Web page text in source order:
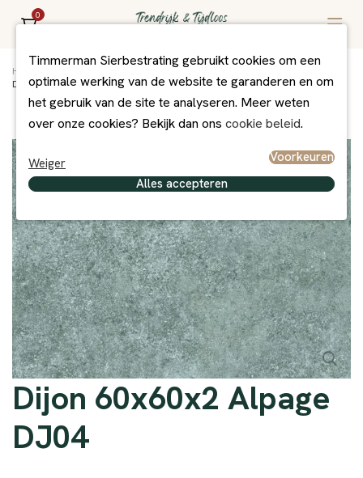
0
Home MBI Exclusief
Dijon 60x60x2 Alpage DJ04
Dijon 60x60x2 Alpage
DJ04
Timmerman Sierbestrating gebruikt cookies om een
optimale werking van de website te garanderen en om
het gebruik van de site te analyseren. Meer weten
over onze cookies? Bekijk dan ons cookie beleid.
Weiger
Voorkeuren
Alles accepteren